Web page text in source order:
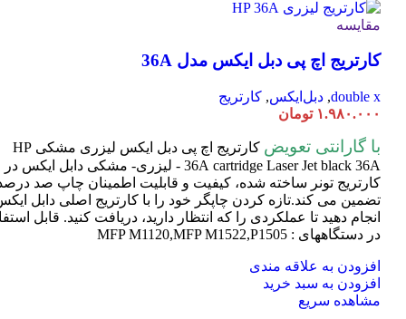
مقایسه
کارتریج اچ پی دبل ایکس مدل 36A
double x
, دبل‌ایکس, کارتریج
۱.۹۸۰.۰۰۰ تومان
با گارانتی تعویض
کارتریج اچ پی دبل ایکس لیزری مشکی HP
36A cartridge Laser
Jet black 36A - لیزری- مشکی دابل ایکس در
کارتریج تونر ساخته شده، کیفیت و قابلیت اطمینان چاپ صد
تضمین می کند.تازه کردن چاپگر خود را با کارتریج اصلی دابل
انجام دهید تا عملکردی را که انتظار دارید، دریافت کنید. قابل
در دستگاههای : MFP M1120,MFP M1522,P1505
افزودن به علاقه مندی
افزودن به سبد خرید
مشاهده سریع